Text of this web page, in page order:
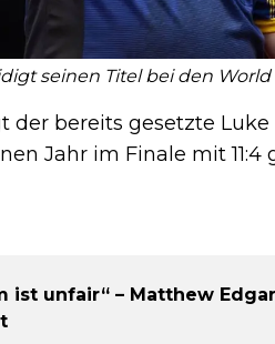
seinen Titel bei den World
der bereits gesetzte
Jahr im Finale mit 11:4
ist unfair“ – Matthew